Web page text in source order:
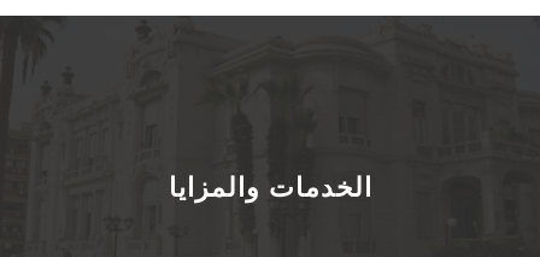
الرئيسية
الخدمات والمزايا